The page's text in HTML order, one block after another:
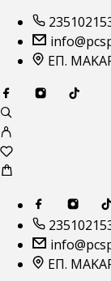
ΕΠ.
ΕΠ.